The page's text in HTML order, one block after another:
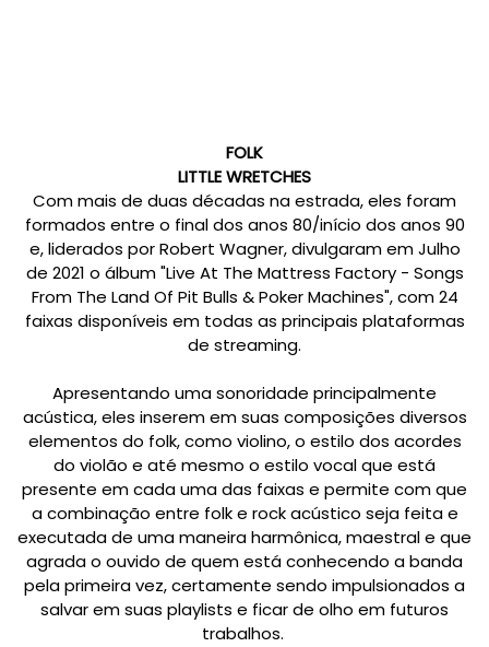
FOLK
LITTLE WRETCHES
Com mais de duas décadas na estrada, eles foram
formados entre o final dos anos 80/início dos anos 90
e, liderados por Robert Wagner, divulgaram em Julho
de 2021 o álbum "Live At The Mattress Factory - Songs
From The Land Of Pit Bulls & Poker Machines", com 24
faixas disponíveis em todas as principais plataformas
de streaming.
Apresentando uma sonoridade principalmente
acústica, eles inserem em suas composições diversos
elementos do folk, como violino, o estilo dos acordes
do violão e até mesmo o estilo vocal que está
presente em cada uma das faixas e permite com que
a combinação entre folk e rock acústico seja feita e
executada de uma maneira harmônica, maestral e que
agrada o ouvido de quem está conhecendo a banda
pela primeira vez, certamente sendo impulsionados a
salvar em suas playlists e ficar de olho em futuros
trabalhos.